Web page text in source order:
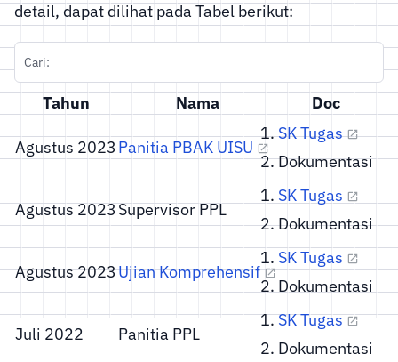
detail, dapat dilihat pada Tabel berikut:
Cari:
Tahun Nama Doc
Agustus 2023 Panitia PBAK UISU
SK Tugas
Dokumentasi
Agustus 2023Supervisor PPL
SK Tugas
Dokumentasi
Agustus 2023Ujian Komprehensif
SK Tugas
Dokumentasi
Juli 2022 Panitia PPL
SK Tugas
Dokumentasi